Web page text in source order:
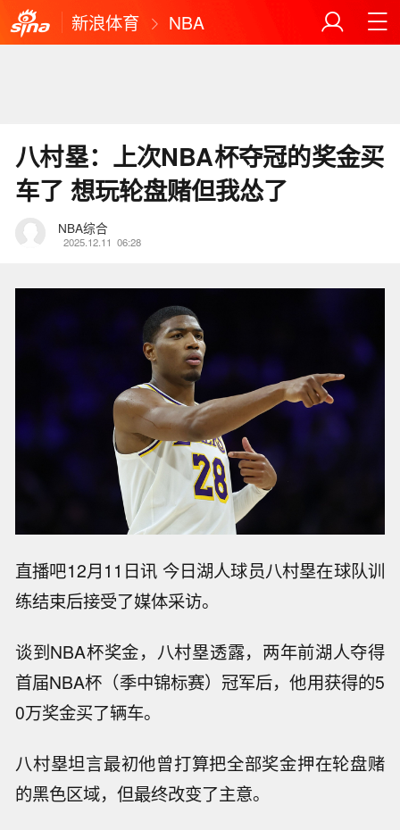
新浪体育 NBA
八村塁：上次NBA杯夺冠的奖金买
车了 想玩轮盘赌但我怂了
NBA综合
2025.12.11 06:28
直播吧12月11日讯 今日湖人球员八村塁在球队训
练结束后接受了媒体采访。
谈到NBA杯奖金，八村塁透露，两年前湖人夺得
首届NBA杯（季中锦标赛）冠军后，他用获得的5
0万奖金买了辆车。
八村塁坦言最初他曾打算把全部奖金押在轮盘赌
的黑色区域，但最终改变了主意。